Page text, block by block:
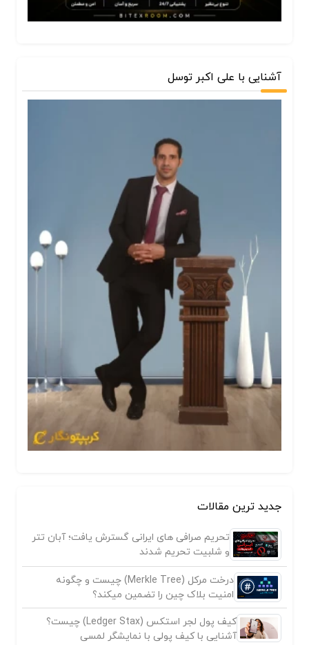
آشنایی با علی اکبر توسل
جدید ترین مقالات
تحریم صرافی های ایرانی گسترش یافت؛ آبان تتر
و شلبیت تحریم شدند
درخت مرکل (Merkle Tree) چیست و چگونه
امنیت بلاک چین را تضمین میکند؟
کیف پول لجر استکس (Ledger Stax) چیست؟
آشنایی با کیف پولی با نمایشگر لمسی